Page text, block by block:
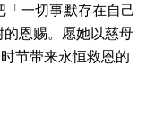
一切事默存在自己
恩赐。愿她以慈母
节带来永恒救恩的